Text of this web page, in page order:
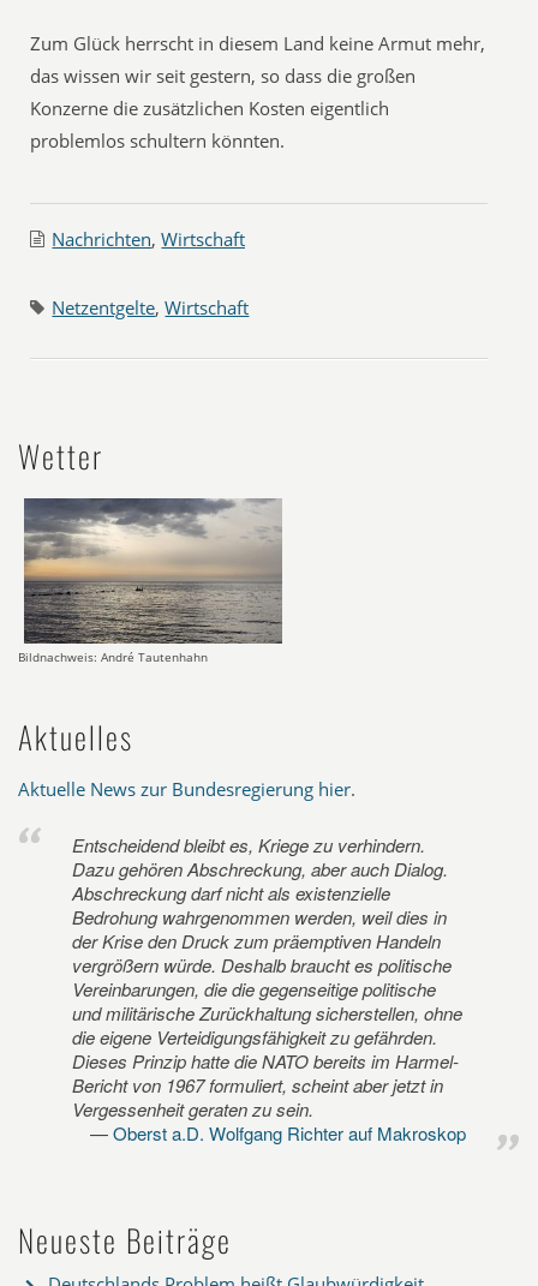
Zum Glück herrscht in diesem Land keine Armut mehr,
das wissen wir seit gestern, so dass die großen
Konzerne die zusätzlichen Kosten eigentlich
problemlos schultern könnten.
Nachrichten,Wirtschaft
Netzentgelte,Wirtschaft
Wetter
Bildnachweis: André Tautenhahn
Aktuelles
Aktuelle News zur Bundesregierung hier.
Entscheidend bleibt es, Kriege zu verhindern.
Dazu gehören Abschreckung, aber auch Dialog.
Abschreckung darf nicht als existenzielle
Bedrohung wahrgenommen werden, weil dies in
der Krise den Druck zum präemptiven Handeln
vergrößern würde. Deshalb braucht es politische
Vereinbarungen, die die gegenseitige politische
und militärische Zurückhaltung sicherstellen, ohne
die eigene Verteidigungsfähigkeit zu gefährden.
Dieses Prinzip hatte die NATO bereits im Harmel-
Bericht von 1967 formuliert, scheint aber jetzt in
Vergessenheit geraten zu sein.
Oberst a.D. Wolfgang Richter auf Makroskop
Neueste Beiträge